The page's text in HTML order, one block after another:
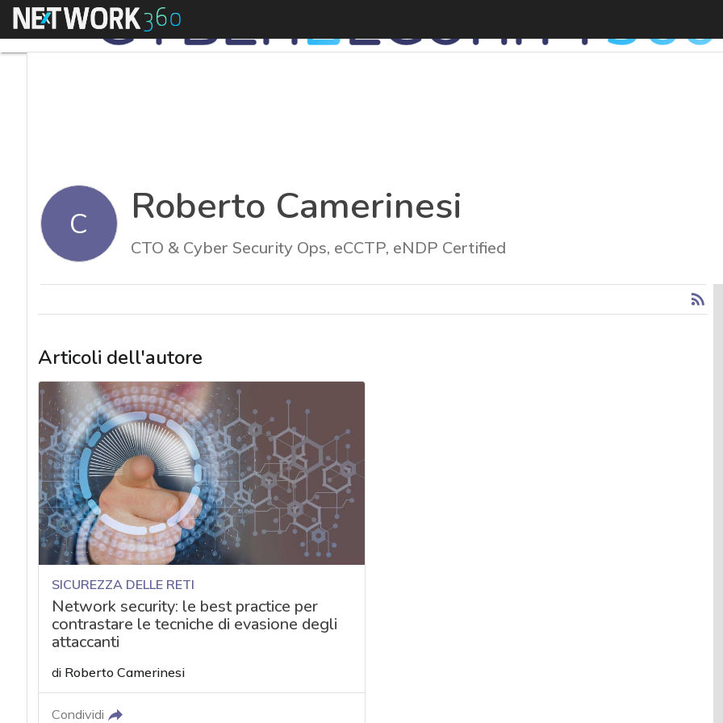
Menu
C Roberto Camerinesi
CTO & Cyber Security Ops, eCCTP, eNDP Certified
Articoli dell'autore
SICUREZZA DELLE RETI
Network security: le best practice per
contrastare le tecniche di evasione degli
attaccanti
di Roberto Camerinesi
Condividi